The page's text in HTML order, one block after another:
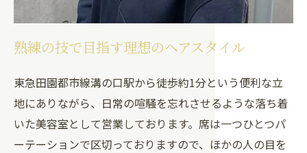
熟練の技で目指す理想のヘアスタイル
東急田園都市線溝の口駅から徒歩約1分という便利な立
地にありながら、日常の喧騒を忘れさせるような落ち着
いた美容室として営業しております。席は一つひとつパ
ーテーションで区切っておりますので、ほかの人の目を